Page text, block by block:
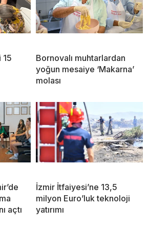
15
Bornovalı muhtarlardan
yoğun mesaiye ‘Makarna’
molası
açtı
İzmir İtfaiyesi’ne 13,5
milyon Euro’luk teknoloji
yatırımı